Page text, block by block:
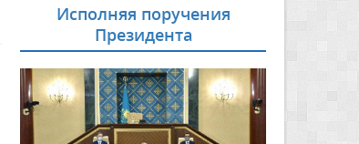
Исполняя поручения
Президента